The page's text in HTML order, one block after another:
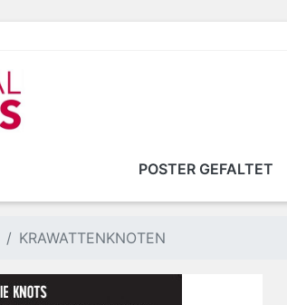
POSTER GEFALTET
KRAWATTENKNOTEN